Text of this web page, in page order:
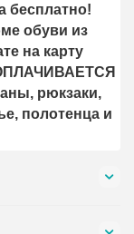
бесплатно!
обуви из
на карту
ОПЛАЧИВАЕТСЯ
рюкзаки,
полотенца и